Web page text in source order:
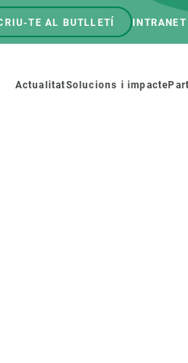
TE AL BUTLLETÍ INTRANET
Menú
ActualitatSolucions i impacte